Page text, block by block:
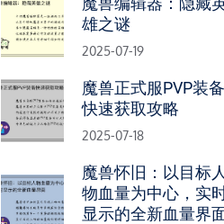
雄之谜
2025-07-19
魔兽正式服PVP装备
快速获取攻略
2025-07-18
魔兽怀旧：以目标人
物血量为中心，实
显示的全新血量界